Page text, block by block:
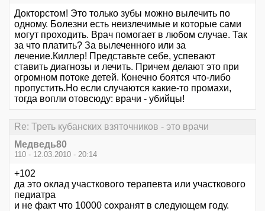
Докторстом! Это только зубы можно вылечить по
одному. Болезни есть неизлечимые и которые сами
могут проходить. Врач помогает в любом случае. Так
за что платить? За вылеченного или за
лечение.Киллер! Представьте себе, успевают
ставить диагнозы и лечить. Причем делают это при
огромном потоке детей. Конечно боятся что-либо
пропустить.Но если случаются какие-то промахи,
тогда вопли отовсюду: врачи - убийцы!
Re: Треть кубанских взяточников - это врачи
Медведь80
110 - 12.03.2010 - 20:14
+102
да это оклад участкового терапевта или участкового
педиатра
и не факт что 10000 сохранят в следующем году.